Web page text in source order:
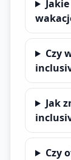
Czy
Jak
Czy